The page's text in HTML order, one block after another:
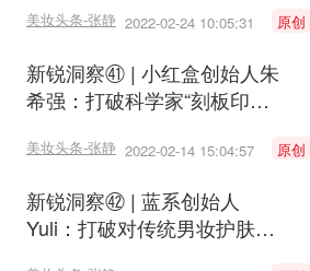
美妆头条-张静 2022-02-24 10:05:31 原创
新锐洞察㊶ | 小红盒创始人朱
希强：打破科学家“刻板印
美妆头条-张静 2022-02-14 15:04:57 原创
新锐洞察㊷ | 蓝系创始人
Yuli：打破对传统男妆护肤的